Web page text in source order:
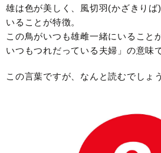
雄は色が美しく、風切羽(かざきりば
いることが特徴。
この鳥がいつも雄雌一緒にいること
いつもつれだっている夫婦」の意味
この言葉ですが、なんと読むでしょ